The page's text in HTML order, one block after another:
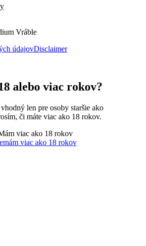
Vráble
údajovDisclaimer
alebo viac rokov?
len pre osoby staršie ako
či máte viac ako 18 rokov.
viac ako 18 rokov
viac ako 18 rokov